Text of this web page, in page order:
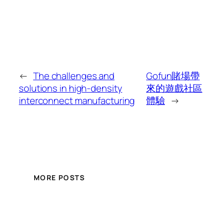
← The challenges and
solutions in high-density
interconnect manufacturing
Gofun賭場帶
來的遊戲社區
體驗 →
MORE POSTS